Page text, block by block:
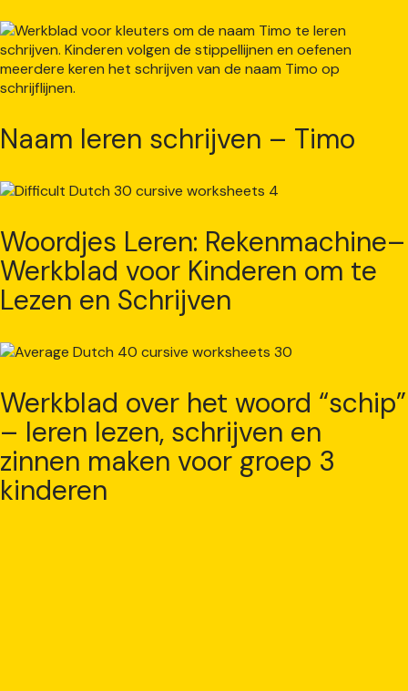
Naam leren schrijven – Timo
Woordjes Leren: Rekenmachine–
Werkblad voor Kinderen om te
Lezen en Schrijven
Werkblad over het woord “schip”
– leren lezen, schrijven en
zinnen maken voor groep 3
kinderen